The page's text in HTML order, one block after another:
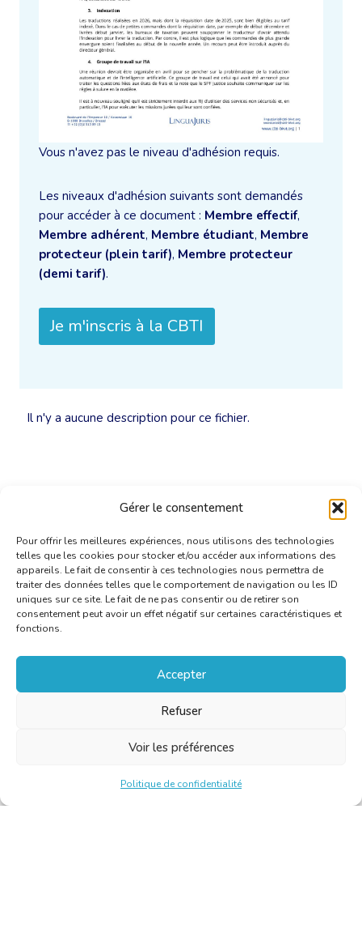
Gérer le consentement
Pour offrir les meilleures expériences, nous utilisons des technologies
telles que les cookies pour stocker et/ou accéder aux informations des
appareils. Le fait de consentir à ces technologies nous permettra de
traiter des données telles que le comportement de navigation ou les ID
uniques sur ce site. Le fait de ne pas consentir ou de retirer son
consentement peut avoir un effet négatif sur certaines caractéristiques et
fonctions.
Accepter
Refuser
Voir les préférences
Politique de confidentialité
Il n'y a aucune description pour ce fichier.
Vous n'avez pas le niveau d'adhésion requis.
Les niveaux d'adhésion suivants sont demandés
pour accéder à ce document : Membre effectif,
Membre adhérent, Membre étudiant, Membre
protecteur (plein tarif), Membre protecteur
(demi tarif).
Je m'inscris à la CBTI